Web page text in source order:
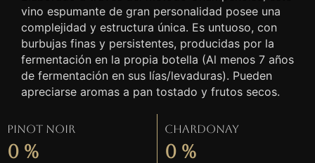
vino espumante de gran personalidad posee una
complejidad y estructura única. Es untuoso, con
burbujas finas y persistentes, producidas por la
fermentación en la propia botella (Al menos 7 años
de fermentación en sus lías/levaduras). Pueden
apreciarse aromas a pan tostado y frutos secos.
Pinot Noir
0 %
Chardonay
0 %